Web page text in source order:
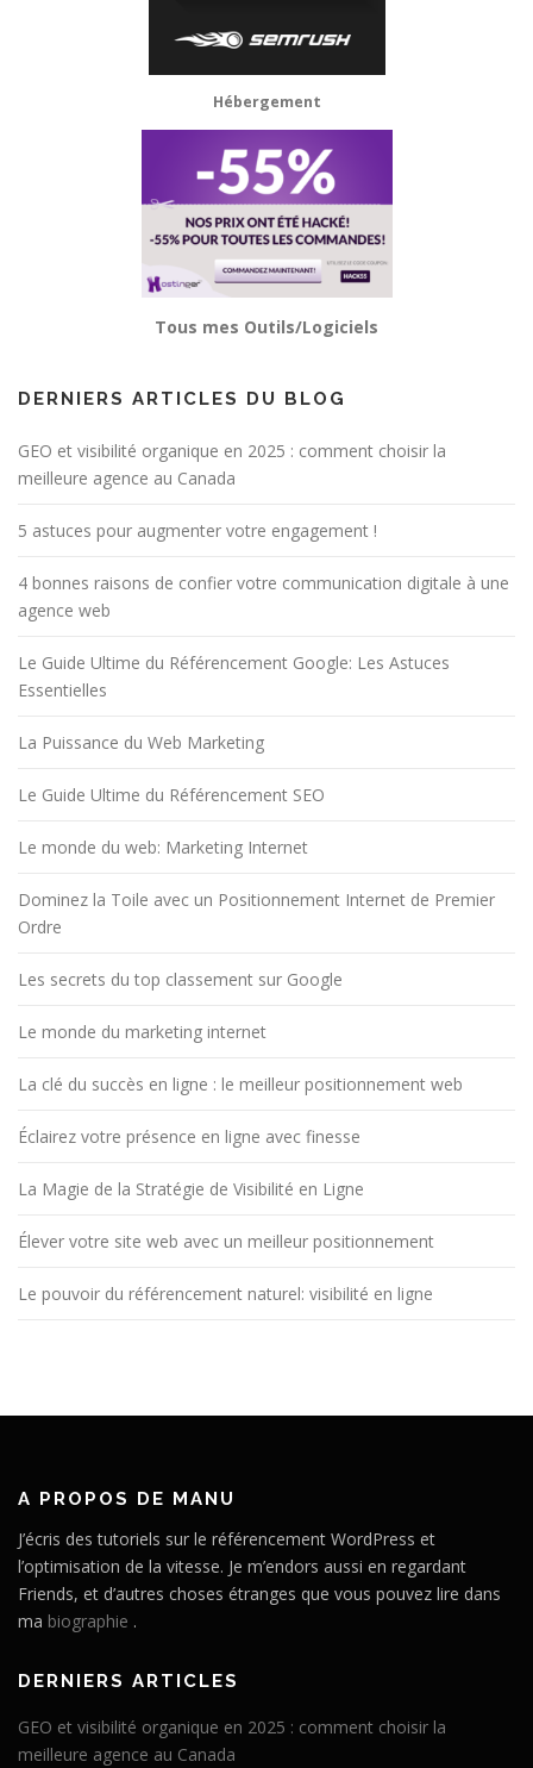
Hébergement
Tous mes Outils/Logiciels
DERNIERS ARTICLES DU BLOG
GEO et visibilité organique en 2025 : comment choisir la
meilleure agence au Canada
5 astuces pour augmenter votre engagement !
4 bonnes raisons de confier votre communication digitale à une
agence web
Le Guide Ultime du Référencement Google: Les Astuces
Essentielles
La Puissance du Web Marketing
Le Guide Ultime du Référencement SEO
Le monde du web: Marketing Internet
Dominez la Toile avec un Positionnement Internet de Premier
Ordre
Les secrets du top classement sur Google
Le monde du marketing internet
La clé du succès en ligne : le meilleur positionnement web
Éclairez votre présence en ligne avec finesse
La Magie de la Stratégie de Visibilité en Ligne
Élever votre site web avec un meilleur positionnement
Le pouvoir du référencement naturel: visibilité en ligne
A PROPOS DE MANU
J’écris des tutoriels sur le référencement WordPress et
l’optimisation de la vitesse. Je m’endors aussi en regardant
Friends, et d’autres choses étranges que vous pouvez lire dans
ma biographie .
DERNIERS ARTICLES
GEO et visibilité organique en 2025 : comment choisir la
meilleure agence au Canada